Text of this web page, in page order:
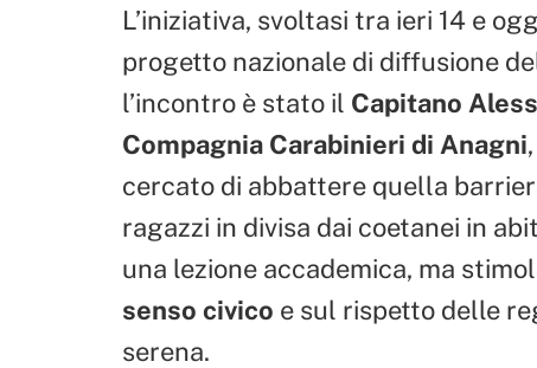
L’iniziativa, svoltasi tra ieri 14 e
progetto nazionale di diffusione
l’incontro è stato il Capitano
Compagnia Carabinieri di Anagni
cercato di abbattere quella
ragazzi in divisa dai coetanei in
una lezione accademica, ma
senso civico e sul rispetto delle
serena.